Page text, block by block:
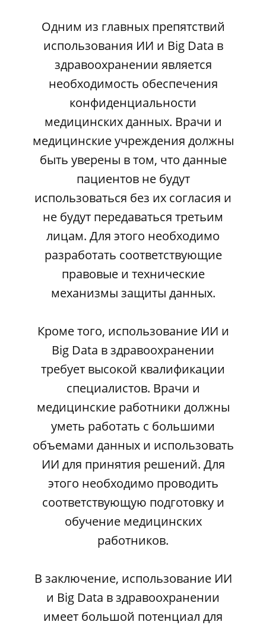
Одним из главных препятствий
использования ИИ и Big Data в
здравоохранении является
необходимость обеспечения
конфиденциальности
медицинских данных. Врачи и
медицинские учреждения должны
быть уверены в том, что данные
пациентов не будут
использоваться без их согласия и
не будут передаваться третьим
лицам. Для этого необходимо
разработать соответствующие
правовые и технические
механизмы защиты данных.
Кроме того, использование ИИ и
Big Data в здравоохранении
требует высокой квалификации
специалистов. Врачи и
медицинские работники должны
уметь работать с большими
объемами данных и использовать
ИИ для принятия решений. Для
этого необходимо проводить
соответствующую подготовку и
обучение медицинских
работников.
В заключение, использование ИИ
и Big Data в здравоохранении
имеет большой потенциал для